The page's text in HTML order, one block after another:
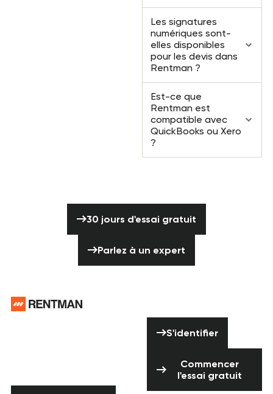
Les signatures
numériques sont-
elles disponibles
pour les devis dans
Rentman ?
Est-ce que
Rentman est
compatible avec
QuickBooks ou Xero
?
30 jours d'essai gratuit
Parlez à un expert
S'identifier
Commencer
l'essai gratuit